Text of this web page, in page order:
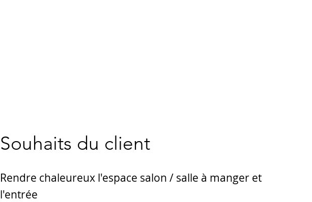
Souhaits du client
Rendre chaleureux l'espace salon / salle à manger et
l'entrée